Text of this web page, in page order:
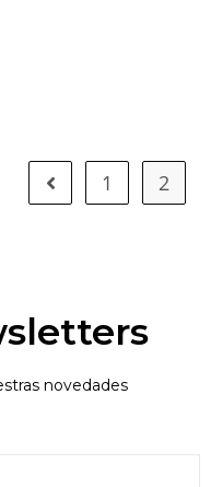
1 2
novedades